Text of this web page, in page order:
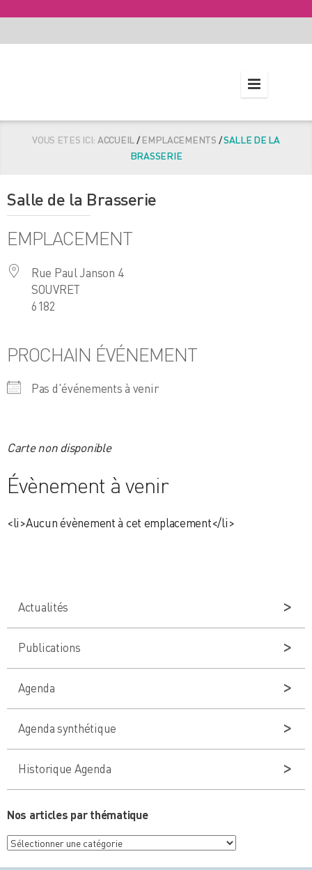
VOUS ETES ICI: ACCUEIL/EMPLACEMENTS /SALLE DE LA
BRASSERIE
Salle de la Brasserie
EMPLACEMENT
Rue Paul Janson 4
SOUVRET
6182
PROCHAIN ÉVÉNEMENT
Pas d'événements à venir
Carte non disponible
Évènement à venir
<li>Aucun évènement à cet emplacement</li>
Actualités
Publications
Agenda
Agenda synthétique
Historique Agenda
Nos articles par thématique
Nos
articles